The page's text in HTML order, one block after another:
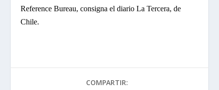
Reference Bureau, consigna el diario La Tercera, de
Chile.
COMPARTIR: